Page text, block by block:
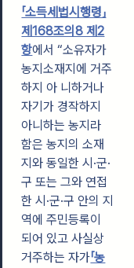
「소득세법시행령」
제168조의8 제2
항에서 “소유자가
농지소재지에 거주
하지 아 니하거나
자기가 경작하지
아니하는 농지라
함은 농지의 소재
지와 동일한 시·군·
구 또는 그와 연접
한 시·군·구 안의 지
역에 주민등록이
되어 있고 사실상
거주하는 자가「농